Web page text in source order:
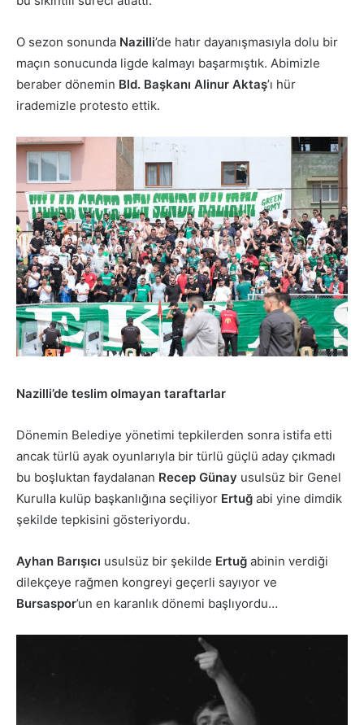
O sezon sonunda Nazilli’de hatır dayanışmasıyla dolu bir
maçın sonucunda ligde kalmayı başarmıştık. Abimizle
beraber dönemin Bld. Başkanı Alinur Aktaş’ı hür
irademizle protesto ettik.
Nazilli’de teslim olmayan taraftarlar
Dönemin Belediye yönetimi tepkilerden sonra istifa etti
ancak türlü ayak oyunlarıyla bir türlü güçlü aday çıkmadı
bu boşluktan faydalanan Recep Günay usulsüz bir Genel
Kurulla kulüp başkanlığına seçiliyor Ertuğ abi yine dimdik
şekilde tepkisini gösteriyordu.
Ayhan Barışıcı usulsüz bir şekilde Ertuğ abinin verdiği
dilekçeye rağmen kongreyi geçerli sayıyor ve
Bursaspor’un en karanlık dönemi başlıyordu…